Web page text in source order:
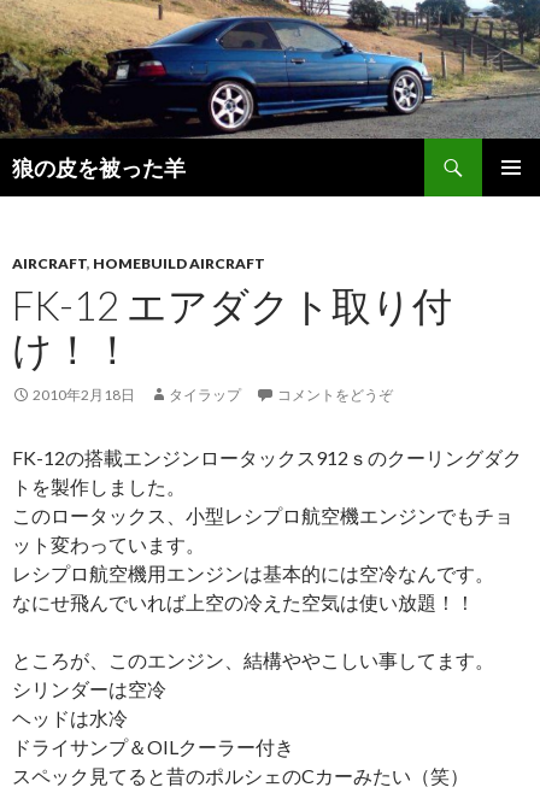
狼の皮を被った羊
検
索
ン
ツ
へ
移
動
AIRCRAFT, HOMEBUILD AIRCRAFT
FK-12 エアダクト取り付
け！！
2010年2月18日 タイラップ コメントをどうぞ
FK-12の搭載エンジンロータックス912ｓのクーリングダク
トを製作しました。
このロータックス、小型レシプロ航空機エンジンでもチョ
ット変わっています。
レシプロ航空機用エンジンは基本的には空冷なんです。
なにせ飛んでいれば上空の冷えた空気は使い放題！！
ところが、このエンジン、結構ややこしい事してます。
シリンダーは空冷
ヘッドは水冷
ドライサンプ＆OILクーラー付き
スペック見てると昔のポルシェのCカーみたい（笑）